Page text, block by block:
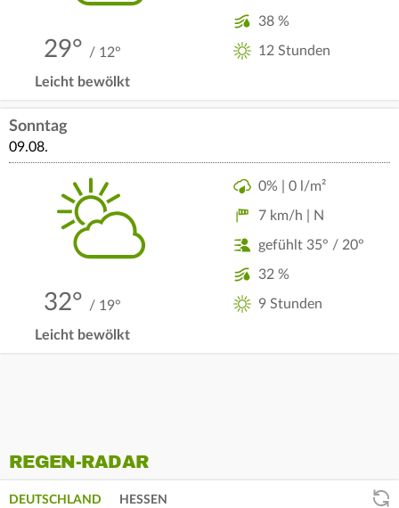
29° / 12°
Leicht bewölkt
38 %
12 Stunden
Sonntag
09.08.
32° / 19°
Leicht bewölkt
0% | 0 l/m²
7 km/h | N
gefühlt 35° / 20°
32 %
9 Stunden
REGEN-RADAR
DEUTSCHLAND HESSEN